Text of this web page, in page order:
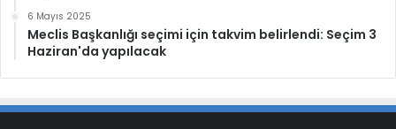
6 Mayıs 2025
Meclis Başkanlığı seçimi için takvim belirlendi: Seçim 3
Haziran'da yapılacak